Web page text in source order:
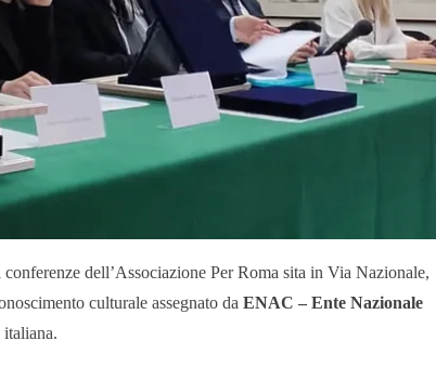
dell’Associazione Per Roma sita in Via Nazionale,
culturale assegnato da ENAC – Ente Nazionale